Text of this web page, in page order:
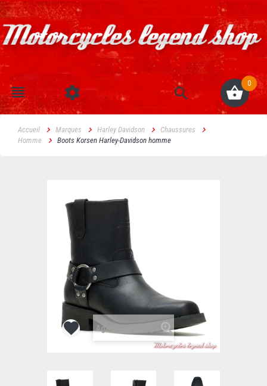
0
Accueil Marques Harley Davidson
Chaussures
Homme
Boots Korsen Harley-Davidson homme
Agrandir l'image